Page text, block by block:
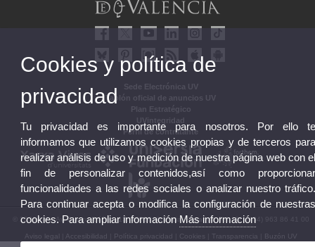
Sede Electrónica UV
Tablón oficial de anuncios UV
Plan Estratégico
UVintegridad
Perfil de contratante
© 2026 UV. - Av. Blasco Ibáñez, 13. 46010 València. Espanya. Tel. UV: (+34) 963 86 41 00
Aviso legal Accesibilidad Política privacidad Cookies Transparencia Buzón UV
Cookies y política de
privacidad
Tu privacidad es importante para nosotros. Por ello
informamos que utilizamos cookies propias y de terceros
realizar análisis de uso y medición de nuestra página web con
fin de personalizar contenidos,así como
funcionalidades a las redes sociales o analizar nuestro
Para continuar acepta o modifica la configuración de
cookies. Para ampliar información Más información